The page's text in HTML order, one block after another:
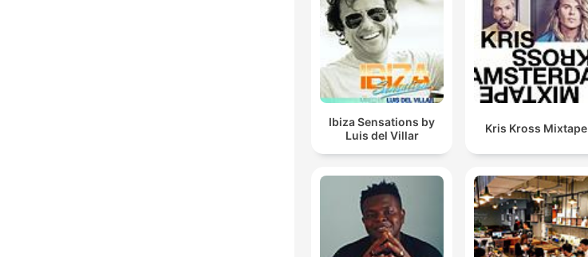
Ibiza Sensations by
Luis del Villar
Kris Kross Mixtape